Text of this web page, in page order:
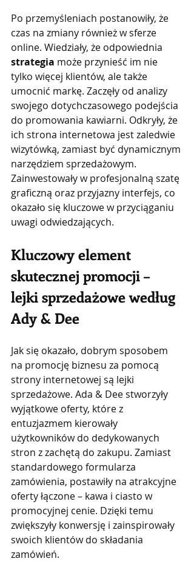
Po przemyśleniach postanowiły, że
czas na zmiany również w sferze
online. Wiedziały, że odpowiednia
strategia może przynieść im nie
tylko więcej klientów, ale także
umocnić markę. Zaczęły od analizy
swojego dotychczasowego podejścia
do promowania kawiarni. Odkryły, że
ich strona internetowa jest zaledwie
wizytówką, zamiast być dynamicznym
narzędziem sprzedażowym.
Zainwestowały w profesjonalną szatę
graficzną oraz przyjazny interfejs, co
okazało się kluczowe w przyciąganiu
uwagi odwiedzających.
Kluczowy element
skutecznej promocji –
lejki sprzedażowe według
Ady & Dee
Jak się okazało, dobrym sposobem
na promocję biznesu za pomocą
strony internetowej są lejki
sprzedażowe. Ada & Dee stworzyły
wyjątkowe oferty, które z
entuzjazmem kierowały
użytkowników do dedykowanych
stron z zachętą do zakupu. Zamiast
standardowego formularza
zamówienia, postawiły na atrakcyjne
oferty łączone – kawa i ciasto w
promocyjnej cenie. Dzięki temu
zwiększyły konwersję i zainspirowały
swoich klientów do składania
zamówień.